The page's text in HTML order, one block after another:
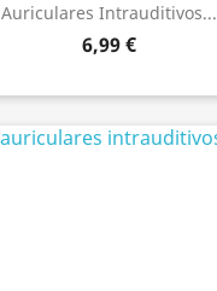
Auriculares Intrauditivos...
6,99 €